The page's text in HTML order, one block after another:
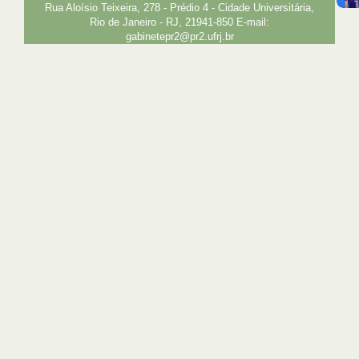
Rua Aloísio Teixeira, 278 - Prédio 4 - Cidade Universitária,
Rio de Janeiro - RJ, 21941-850 E-mail:
gabinetepr2@pr2.ufrj.br